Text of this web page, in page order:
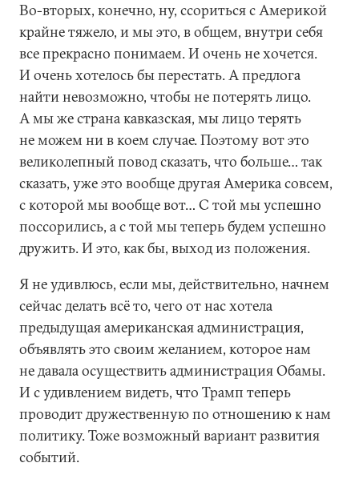
Во-вторых, конечно, ну, ссориться с Америкой
крайне тяжело, и мы это, в общем, внутри себя
все прекрасно понимаем. И очень не хочется.
И очень хотелось бы перестать. А предлога
найти невозможно, чтобы не потерять лицо.
А мы же страна кавказская, мы лицо терять
не можем ни в коем случае. Поэтому вот это
великолепный повод сказать, что больше… так
сказать, уже это вообще другая Америка совсем,
с которой мы вообще вот… С той мы успешно
поссорились, а с той мы теперь будем успешно
дружить. И это, как бы, выход из положения.
Я не удивлюсь, если мы, действительно, начнем
сейчас делать всё то, чего от нас хотела
предыдущая американская администрация,
объявлять это своим желанием, которое нам
не давала осуществить администрация Обамы.
И с удивлением видеть, что Трамп теперь
проводит дружественную по отношению к нам
политику. Тоже возможный вариант развития
событий.